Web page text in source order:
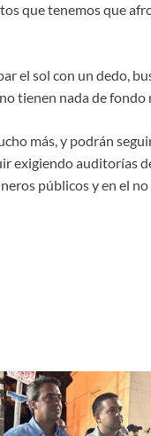
que tenemos que
el sol con un dedo,
tienen nada de fondo
más, y podrán
exigiendo auditorías
públicos y en el